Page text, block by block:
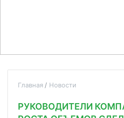
Главная Новости
РУКОВОДИТЕЛИ